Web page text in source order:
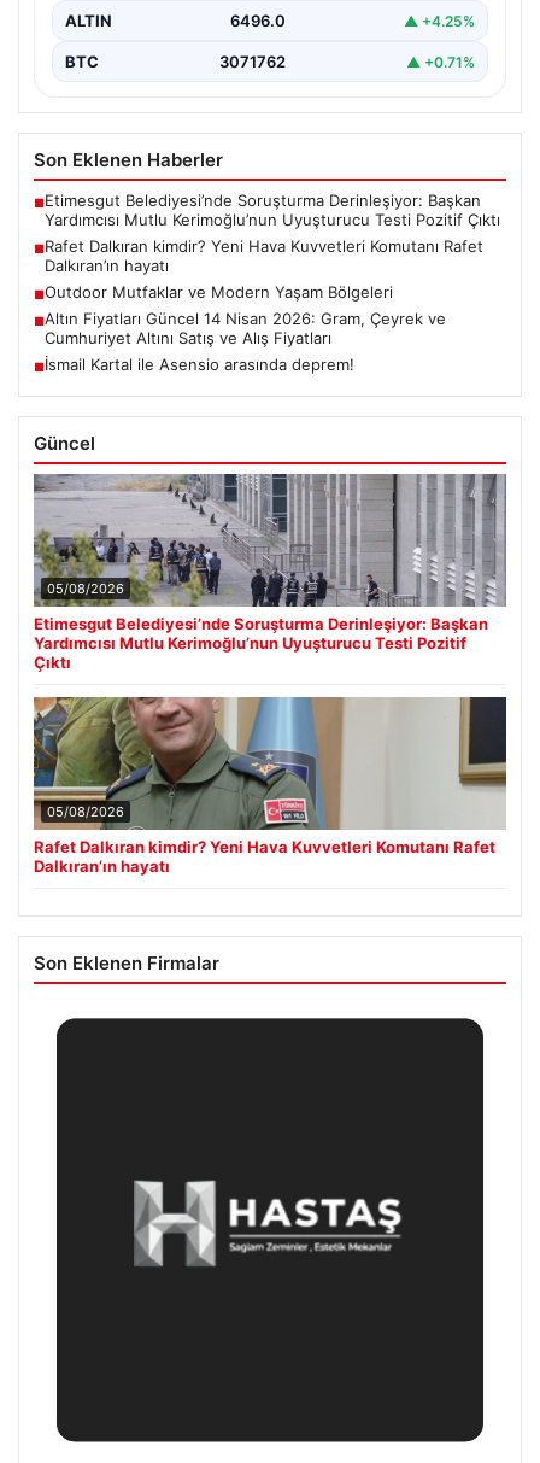
ALTIN 6496.0 ▲ +4.25%
BTC 3071762 ▲ +0.71%
Son Eklenen Haberler
■Etimesgut Belediyesi’nde Soruşturma Derinleşiyor: Başkan
Yardımcısı Mutlu Kerimoğlu’nun Uyuşturucu Testi Pozitif Çıktı
■Rafet Dalkıran kimdir? Yeni Hava Kuvvetleri Komutanı Rafet
Dalkıran’ın hayatı
■Outdoor Mutfaklar ve Modern Yaşam Bölgeleri
■Altın Fiyatları Güncel 14 Nisan 2026: Gram, Çeyrek ve
Cumhuriyet Altını Satış ve Alış Fiyatları
■İsmail Kartal ile Asensio arasında deprem!
Güncel
05/08/2026
Etimesgut Belediyesi’nde Soruşturma Derinleşiyor: Başkan
Yardımcısı Mutlu Kerimoğlu’nun Uyuşturucu Testi Pozitif
Çıktı
05/08/2026
Rafet Dalkıran kimdir? Yeni Hava Kuvvetleri Komutanı Rafet
Dalkıran’ın hayatı
Son Eklenen Firmalar